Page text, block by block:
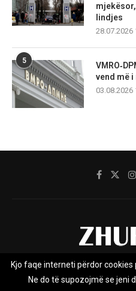
lindjes
28.07.2026
5
vend më
03.08.2026
Rreth nesh Impresumi
Kjo faqe interneti përdor
Ne do të supozojmë se jeni